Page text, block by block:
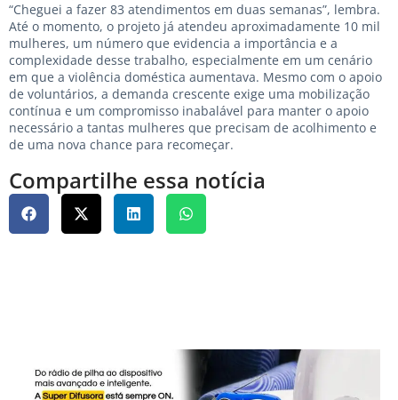
“Cheguei a fazer 83 atendimentos em duas semanas”, lembra.
Até o momento, o projeto já atendeu aproximadamente 10 mil
mulheres, um número que evidencia a importância e a
complexidade desse trabalho, especialmente em um cenário
em que a violência doméstica aumentava. Mesmo com o apoio
de voluntários, a demanda crescente exige uma mobilização
contínua e um compromisso inabalável para manter o apoio
necessário a tantas mulheres que precisam de acolhimento e
de uma nova chance para recomeçar.
Compartilhe essa notícia